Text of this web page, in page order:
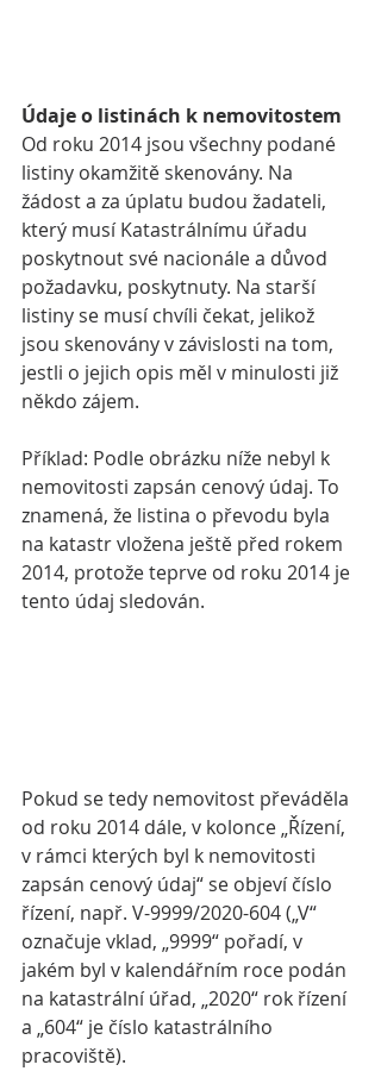
Údaje o listinách k nemovitostem
Od roku 2014 jsou všechny podané
listiny okamžitě skenovány. Na
žádost a za úplatu budou žadateli,
který musí Katastrálnímu úřadu
poskytnout své nacionále a důvod
požadavku, poskytnuty. Na starší
listiny se musí chvíli čekat, jelikož
jsou skenovány v závislosti na tom,
jestli o jejich opis měl v minulosti již
někdo zájem.
Příklad: Podle obrázku níže nebyl k
nemovitosti zapsán cenový údaj. To
znamená, že listina o převodu byla
na katastr vložena ještě před rokem
2014, protože teprve od roku 2014 je
tento údaj sledován.
Pokud se tedy nemovitost převáděla
od roku 2014 dále, v kolonce „Řízení,
v rámci kterých byl k nemovitosti
zapsán cenový údaj“ se objeví číslo
řízení, např. V-9999/2020-604 („V“
označuje vklad, „9999“ pořadí, v
jakém byl v kalendářním roce podán
na katastrální úřad, „2020“ rok řízení
a „604“ je číslo katastrálního
pracoviště).